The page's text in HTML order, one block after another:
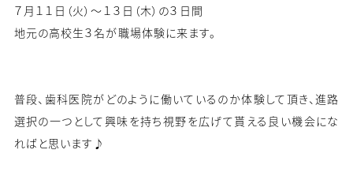
７月１１日（火）〜１３日（木）の３日間
地元の高校生３名が職場体験に来ます。
普段、歯科医院がどのように働いているのか体験して頂き、進路
選択の一つとして興味を持ち視野を広げて貰える良い機会にな
ればと思います♪